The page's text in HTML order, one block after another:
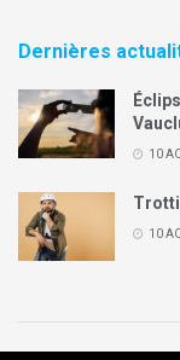
Dernières
10
10